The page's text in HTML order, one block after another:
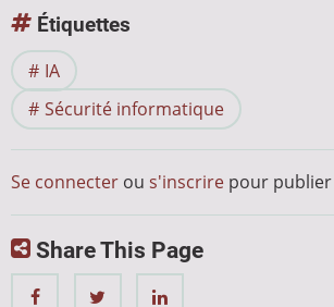
Étiquettes
IA
Sécurité informatique
Se connecter ou s'inscrire pour
Share This Page